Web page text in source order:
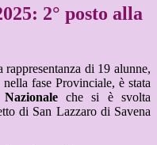
2° posto alla
di 19 alunne,
fase Provinciale, è stata
Nazionaleche si è svolta
di San Lazzaro di Savena